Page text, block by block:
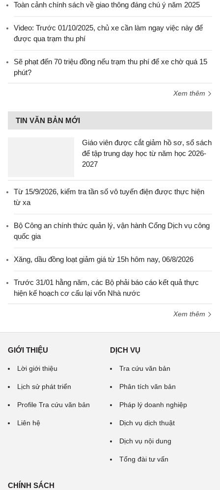
Toàn cảnh chính sách về giao thông đáng chú ý năm 2025
Video: Trước 01/10/2025, chủ xe cần làm ngay việc này để
được qua trạm thu phí
Sẽ phạt đến 70 triệu đồng nếu trạm thu phí để xe chờ quá 15
phút?
Xem thêm
TIN VĂN BẢN MỚI
Giáo viên được cắt giảm hồ sơ, sổ sách
để tập trung dạy học từ năm học 2026-
2027
Từ 15/9/2026, kiểm tra tần số vô tuyến điện được thực hiện
từ xa
Bộ Công an chính thức quản lý, vận hành Cổng Dịch vụ công
quốc gia
Xăng, dầu đồng loạt giảm giá từ 15h hôm nay, 06/8/2026
Trước 31/01 hằng năm, các Bộ phải báo cáo kết quả thực
hiện kế hoạch cơ cấu lại vốn Nhà nước
Xem thêm
GIỚI THIỆU
Lời giới thiệu
Lịch sử phát triển
Profile Tra cứu văn bản
Liên hệ
DỊCH VỤ
Tra cứu văn bản
Phân tích văn bản
Pháp lý doanh nghiệp
Dịch vụ dịch thuật
Dịch vụ nội dung
Tổng đài tư vấn
CHÍNH SÁCH